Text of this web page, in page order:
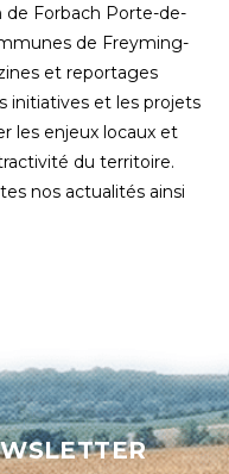
de Forbach Porte-de-
de Freyming-
et reportages
initiatives et les projets
les enjeux locaux et
du territoire.
nos actualités ainsi